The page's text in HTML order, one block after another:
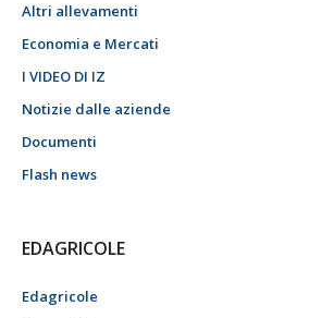
Altri allevamenti
Economia e Mercati
I VIDEO DI IZ
Notizie dalle aziende
Documenti
Flash news
EDAGRICOLE
Edagricole